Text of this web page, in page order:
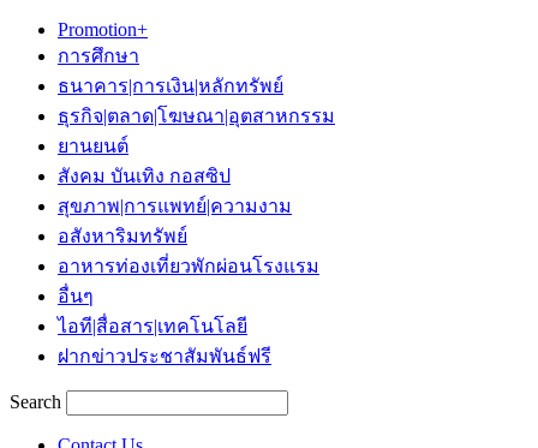
Promotion+
การศึกษา
ธนาคาร|การเงิน|หลักทรัพย์
ธุรกิจ|ตลาด|โฆษณา|อุตสาหกรรม
ยานยนต์
สังคม บันเทิง กอสซิป
สุขภาพ|การแพทย์|ความงาม
อสังหาริมทรัพย์
อาหารท่องเที่ยวพักผ่อนโรงแรม
อื่นๆ
ไอที|สื่อสาร|เทคโนโลยี
ฝากข่าวประชาสัมพันธ์ฟรี
Search